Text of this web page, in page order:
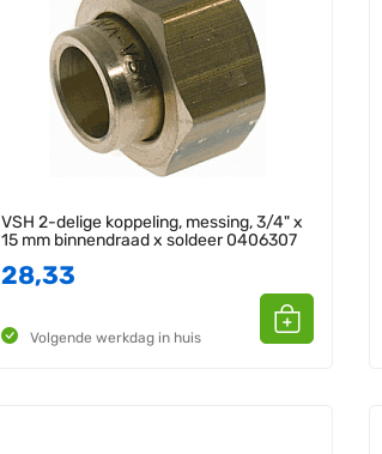
VSH 2-delige koppeling, messing, 3/4" x
15 mm binnendraad x soldeer 0406307
28,33
Volgende werkdag in huis